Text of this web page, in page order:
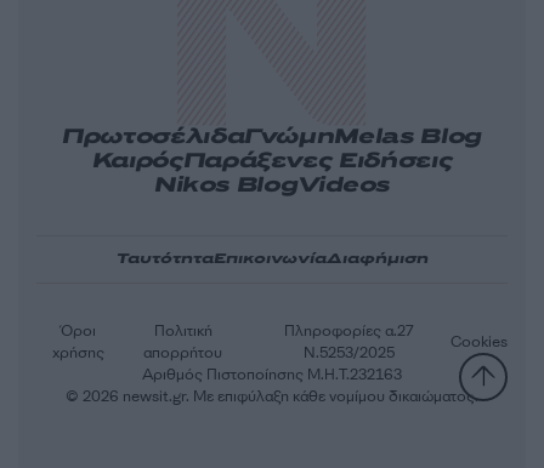
ΠρωτοσέλιδαΓνώμηMelas Blog
ΚαιρόςΠαράξενες Ειδήσεις
Nikos BlogVideos
ΤαυτότηταΕπικοινωνίαΔιαφήμιση
Αριθμός Πιστοποίησης Μ.Η.Τ.232163
Όροι
χρήσης
Πολιτική
απορρήτου
Πληροφορίες α.27
Ν.5253/2025
Cookies
© 2026 newsit.gr. Με επιφύλαξη κάθε νομίμου δικαιώματος.